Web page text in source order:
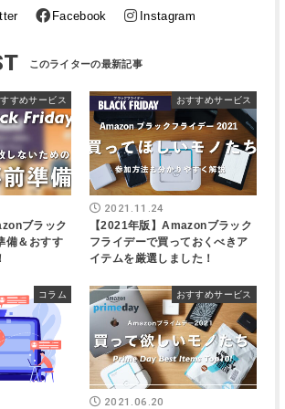
Facebook Instagram
すめサービス
ブラック
備＆おすす
おすすめサービス
2021.11.24
【2021年版】Amazonブラック
フライデーで買っておくべきア
イテムを厳選しました！
コラム おすすめサービス
2021.06.20